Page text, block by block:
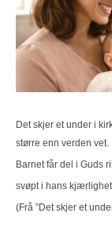
Det skjer et under i
større enn verden vet.
Barnet får del i Guds
svøpt i hans kjærlighet.
(Frå ”Det skjer et